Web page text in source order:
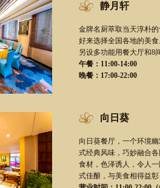
静月轩
金牌名厨萃取当天淳朴
好来选择全国各地的美
另设多功能用餐大厅和8
午餐：11:00-14:00
晚餐：17:00-22:00
向日葵
向日葵餐厅，一个环境
式经典风味，巧妙融合
食材，色泽诱人，令人
式佳酿，与美食相得益